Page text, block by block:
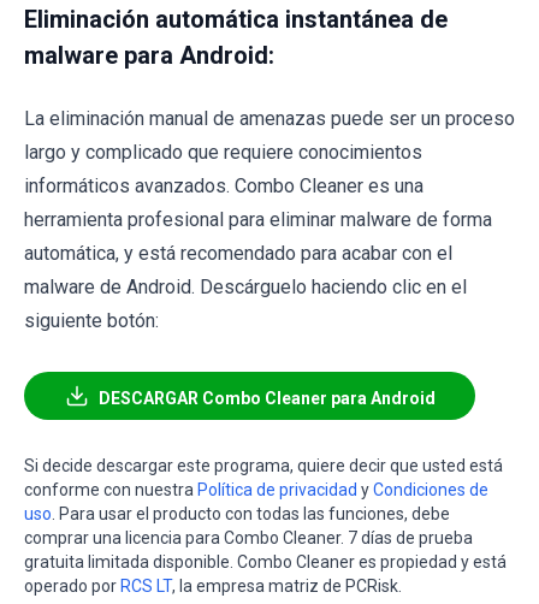
Eliminación automática instantánea de
malware para Android:
La eliminación manual de amenazas puede ser un proceso
largo y complicado que requiere conocimientos
informáticos avanzados. Combo Cleaner es una
herramienta profesional para eliminar malware de forma
automática, y está recomendado para acabar con el
malware de Android. Descárguelo haciendo clic en el
siguiente botón:
DESCARGAR Combo Cleaner para Android
Si decide descargar este programa, quiere decir que usted está
conforme con nuestra Política de privacidad yCondiciones de
uso . Para usar el producto con todas las funciones, debe
comprar una licencia para Combo Cleaner. 7 días de prueba
gratuita limitada disponible. Combo Cleaner es propiedad y está
operado porRCS LT, la empresa matriz de PCRisk.